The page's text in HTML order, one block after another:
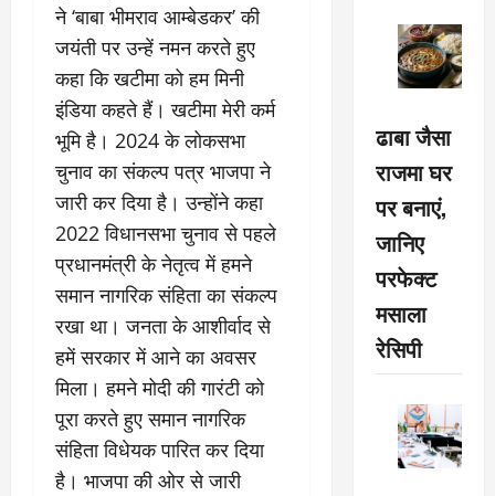
ने ‘बाबा भीमराव आम्बेडकर’ की
जयंती पर उन्हें नमन करते हुए
कहा कि खटीमा को हम मिनी
इंडिया कहते हैं। खटीमा मेरी कर्म
भूमि है। 2024 के लोकसभा
चुनाव का संकल्प पत्र भाजपा ने
जारी कर दिया है। उन्होंने कहा
2022 विधानसभा चुनाव से पहले
प्रधानमंत्री के नेतृत्व में हमने
समान नागरिक संहिता का संकल्प
रखा था। जनता के आशीर्वाद से
हमें सरकार में आने का अवसर
मिला। हमने मोदी की गारंटी को
पूरा करते हुए समान नागरिक
संहिता विधेयक पारित कर दिया
है। भाजपा की ओर से जारी
ढाबा जैसा
राजमा घर
पर बनाएं,
जानिए
परफेक्ट
मसाला
रेसिपी